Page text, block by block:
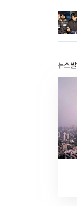
뉴스